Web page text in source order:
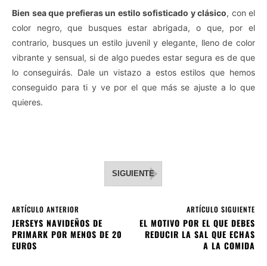
Bien sea que prefieras un estilo sofisticado y clásico, con el
color negro, que busques estar abrigada, o que, por el
contrario, busques un estilo juvenil y elegante, lleno de color
vibrante y sensual, si de algo puedes estar segura es de que
lo conseguirás. Dale un vistazo a estos estilos que hemos
conseguido para ti y ve por el que más se ajuste a lo que
quieres.
SIGUIENTE
ARTÍCULO ANTERIOR
JERSEYS NAVIDEÑOS DE
PRIMARK POR MENOS DE 20
EUROS
ARTÍCULO SIGUIENTE
EL MOTIVO POR EL QUE DEBES
REDUCIR LA SAL QUE ECHAS
A LA COMIDA